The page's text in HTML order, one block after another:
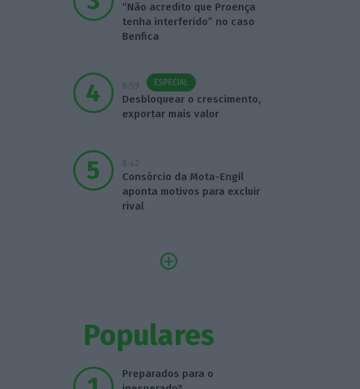
“Não acredito que Proença
tenha interferido” no caso
Benfica
8:59 ESPECIAL
Desbloquear o crescimento,
exportar mais valor
8:42
Consórcio da Mota-Engil
aponta motivos para excluir
rival
Populares
Preparados para o